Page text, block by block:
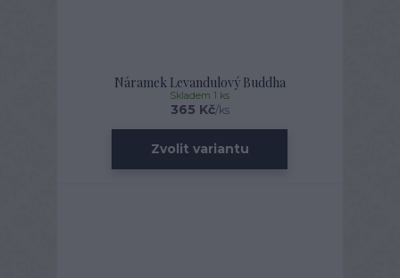
Náramek Levandulový Buddha
365 Kč/ks
Skladem 1 ks
Zvolit variantu